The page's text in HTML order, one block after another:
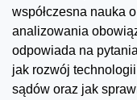
współczesna nauka
analizowania
odpowiada na
jak rozwój
sądów oraz jak